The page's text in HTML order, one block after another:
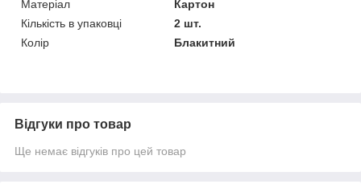
Матеріал
Картон
Кількість в упаковці
2 шт.
Колір
Блакитний
Відгуки про товар
Ще немає відгуків про цей товар